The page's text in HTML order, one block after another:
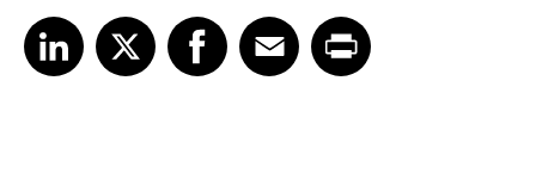
Share article on LinkedIn
LinkedIn
Share article on XShare article on Facebook
Facebook
Share article on Email
EmailShare article on Print